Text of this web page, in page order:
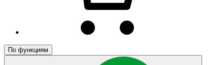
По функциям